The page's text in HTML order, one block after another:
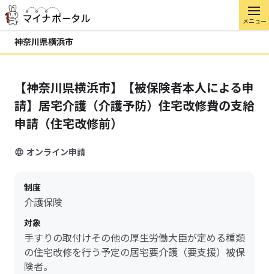
メニュー
神奈川県横浜市
【神奈川県横浜市】【被保険者本人による申
請】居宅介護（介護予防）住宅改修費の支給
申請（住宅改修前）
オンライン申請
制度
介護保険
対象
手すりの取付けその他の厚生労働大臣が定める種類
の住宅改修を行う予定の居宅要介護（要支援）被保
険者。